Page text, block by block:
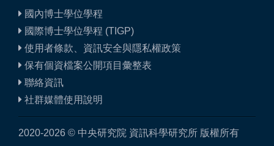
國內博士學位學程
國際博士學位學程 (TIGP)
使用者條款、資訊安全與隱私權政策
保有個資檔案公開項目彙整表
聯絡資訊
社群媒體使用說明
2020-2026 © 中央研究院 資訊科學研究所 版權所有